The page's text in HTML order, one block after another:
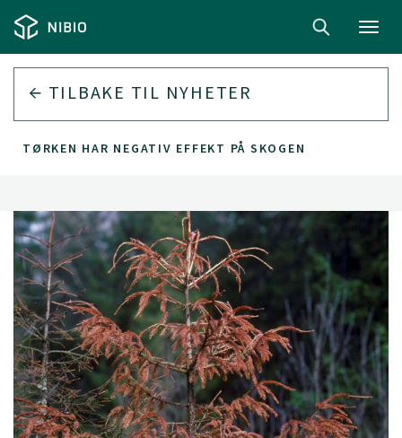
TILBAKE TIL NYHETER
TØRKEN HAR NEGATIV EFFEKT PÅ SKOGEN